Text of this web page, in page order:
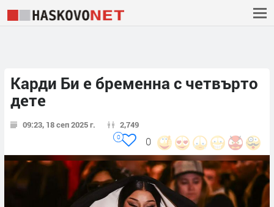
Карди Би е бременна с четвърто
дете
09:23, 18 сеп 2025 г. 2,749
0
0